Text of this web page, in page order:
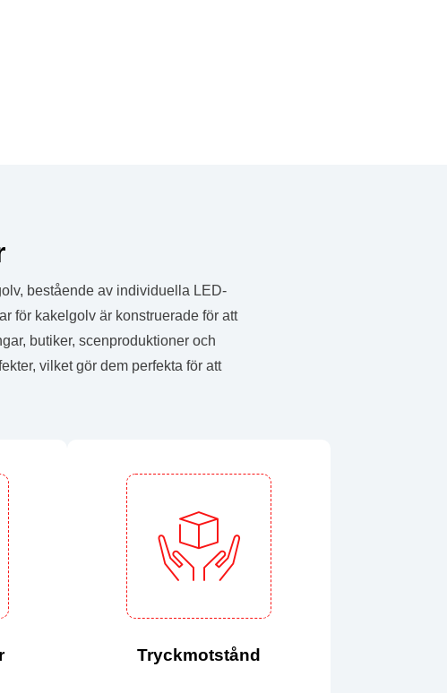
bestående av individuella LED-
för kakelgolv är konstruerade för att
butiker, scenproduktioner och
vilket gör dem perfekta för att
Tryckmotstånd